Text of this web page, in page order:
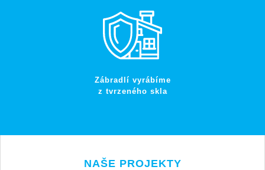
Zábradlí vyrábíme
z tvrzeného skla
NAŠE PROJEKTY